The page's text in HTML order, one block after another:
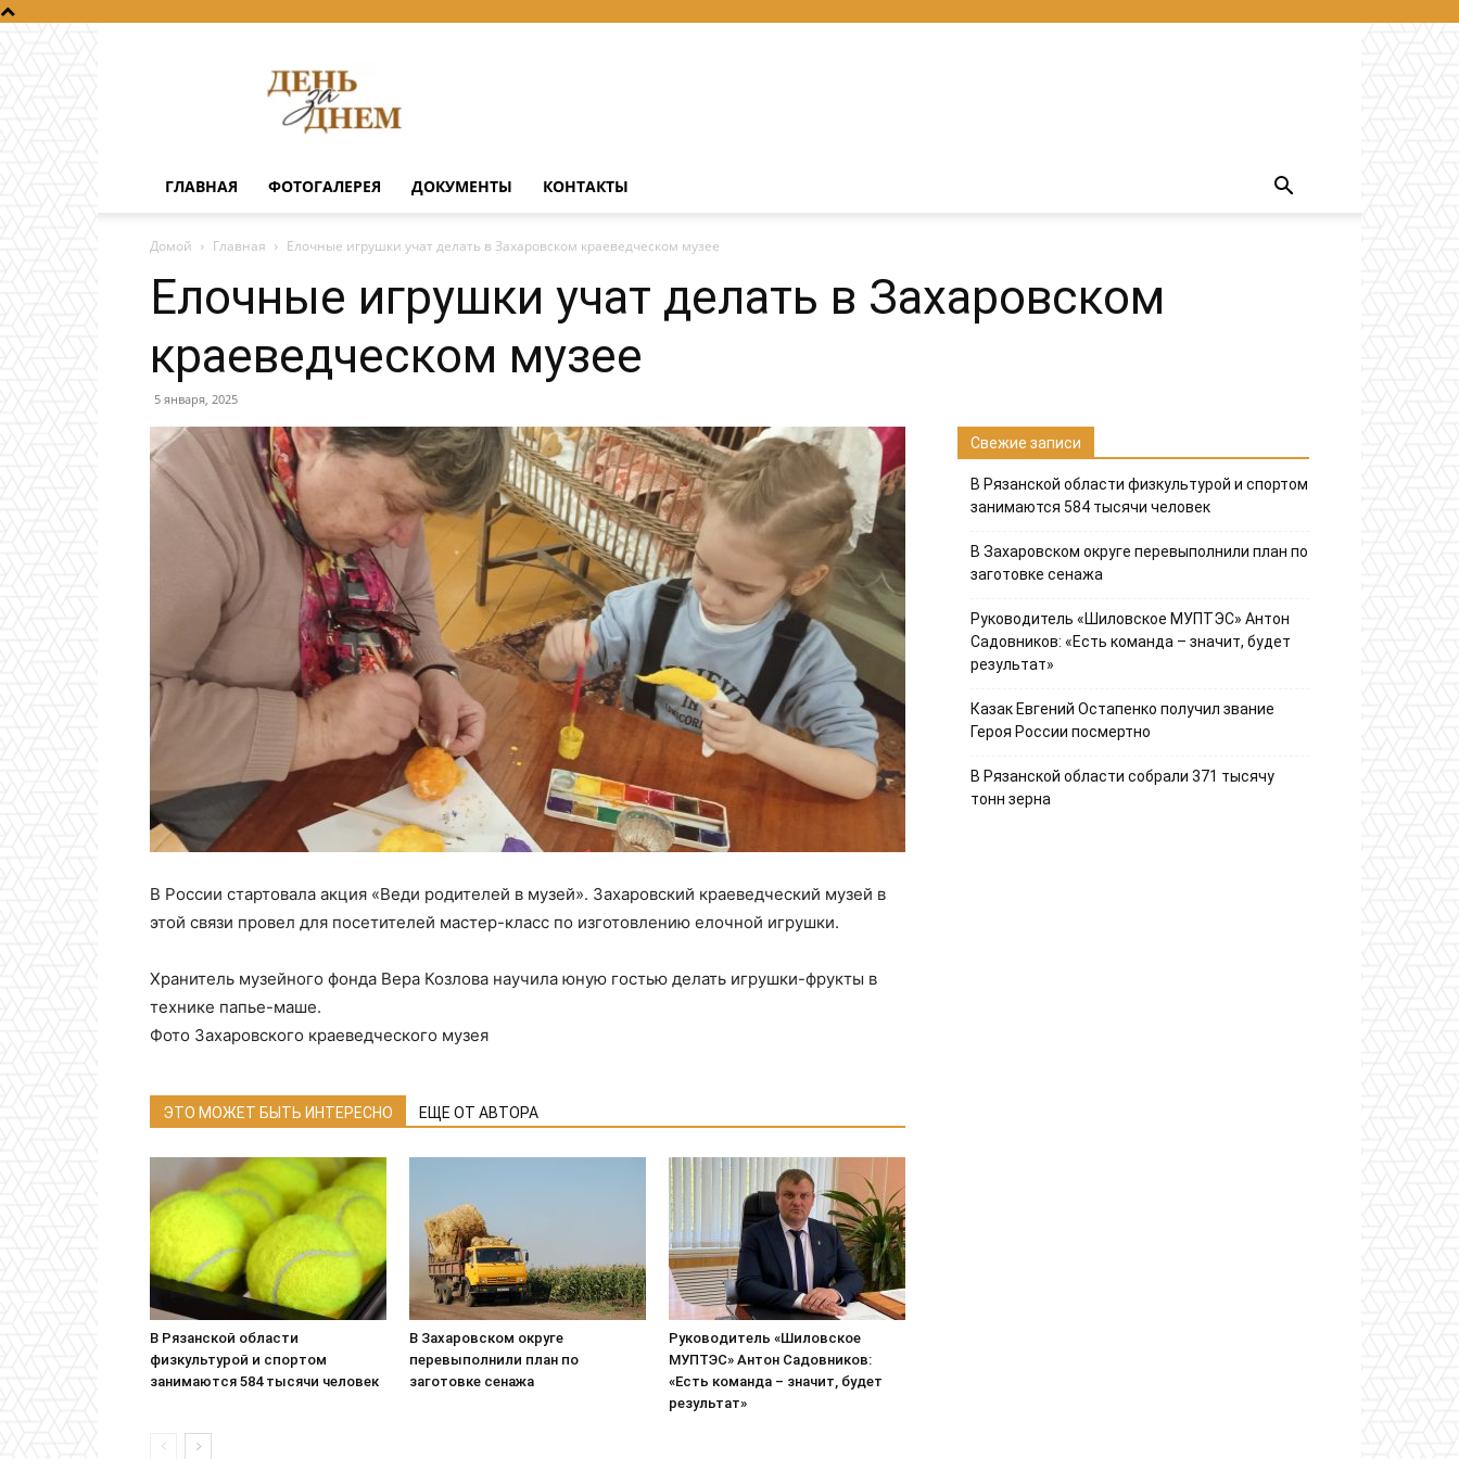
за
днем
ГЛАВНАЯ ФОТОГАЛЕРЕЯ ДОКУМЕНТЫ КОНТАКТЫ
Домой Главная Елочные игрушки учат делать в Захаровском краеведческом музее
Елочные игрушки учат делать в Захаровском
краеведческом музее
5 января, 2025
В России стартовала акция «Веди родителей в музей». Захаровский краеведческий музей в
этой связи провел для посетителей мастер-класс по изготовлению елочной игрушки.
Хранитель музейного фонда Вера Козлова научила юную гостью делать игрушки-фрукты в
технике папье-маше.
Фото Захаровского краеведческого музея
ЭТО МОЖЕТ БЫТЬ ИНТЕРЕСНО ЕЩЕ ОТ АВТОРА
В Рязанской области
физкультурой и спортом
занимаются 584 тысячи человек
В Захаровском округе
перевыполнили план по
заготовке сенажа
Руководитель «Шиловское
МУПТЭС» Антон Садовников:
«Есть команда – значит, будет
результат»
Свежие записи
В Рязанской области физкультурой и спортом
занимаются 584 тысячи человек
В Захаровском округе перевыполнили план по
заготовке сенажа
Руководитель «Шиловское МУПТЭС» Антон
Садовников: «Есть команда – значит, будет
результат»
Казак Евгений Остапенко получил звание
Героя России посмертно
В Рязанской области собрали 371 тысячу
тонн зерна